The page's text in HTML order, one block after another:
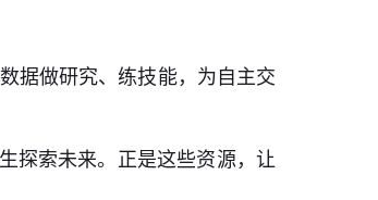
据做研究、练技能，为自主交
探索未来。正是这些资源，让